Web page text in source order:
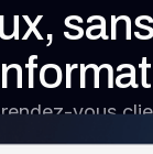
vous
et